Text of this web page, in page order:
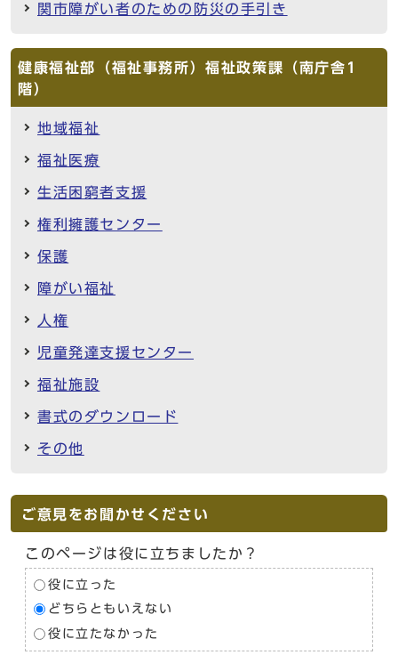
関市障がい者のための防災の手引き
健康福祉部（福祉事務所）福祉政策課（南庁舎1
階）
地域福祉
福祉医療
生活困窮者支援
権利擁護センター
保護
障がい福祉
人権
児童発達支援センター
福祉施設
書式のダウンロード
その他
ご意見をお聞かせください
このページは役に立ちましたか？
役に立った
どちらともいえない
役に立たなかった